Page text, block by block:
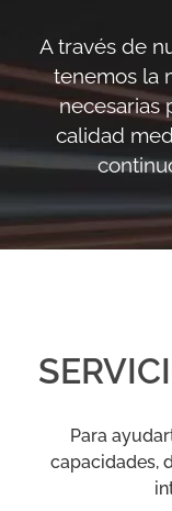
A través de
tenemos la
necesarias
calidad
Para
capacidades,